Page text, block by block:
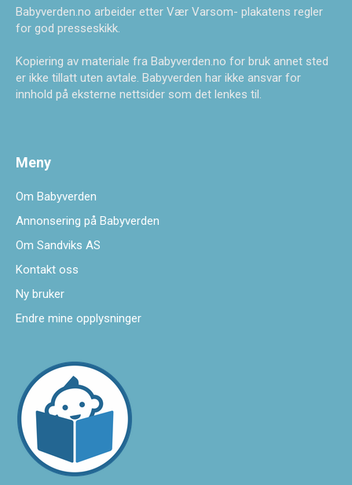
Babyverden.no arbeider etter Vær Varsom- plakatens regler
for god presseskikk.
Kopiering av materiale fra Babyverden.no for bruk annet sted
er ikke tillatt uten avtale. Babyverden har ikke ansvar for
innhold på eksterne nettsider som det lenkes til.
Meny
Om Babyverden
Annonsering på Babyverden
Om Sandviks AS
Kontakt oss
Ny bruker
Endre mine opplysninger